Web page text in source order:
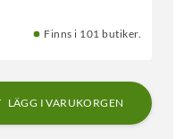
Finns i 101 butiker.
LÄGG I VARUKORGEN